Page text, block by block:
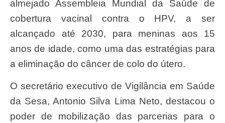
almejado Assembleia Mundial da Saúde de
cobertura vacinal contra o HPV, a ser
alcançado até 2030, para meninas aos 15
anos de idade, como uma das estratégias para
a eliminação do câncer de colo do útero.
O secretário executivo de Vigilância em Saúde
da Sesa, Antonio Silva Lima Neto, destacou o
poder de mobilização das parcerias para o